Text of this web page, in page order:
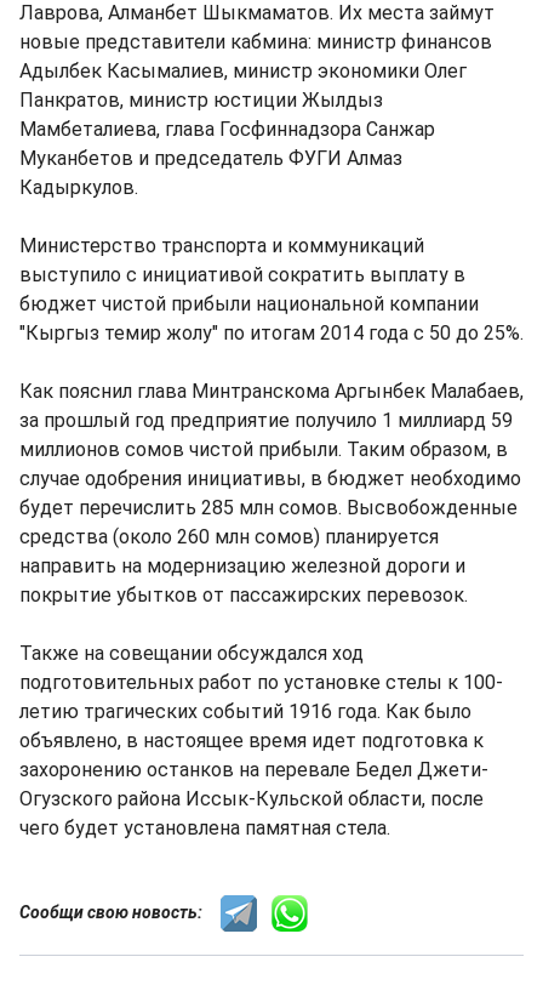
Лаврова, Алманбет Шыкмаматов. Их места займут
новые представители кабмина: министр финансов
Адылбек Касымалиев, министр экономики Олег
Панкратов, министр юстиции Жылдыз
Мамбеталиева, глава Госфиннадзора Санжар
Муканбетов и председатель ФУГИ Алмаз
Кадыркулов.
Министерство транспорта и коммуникаций
выступило с инициативой сократить выплату в
бюджет чистой прибыли национальной компании
"Кыргыз темир жолу" по итогам 2014 года с 50 до 25%.
Как пояснил глава Минтранскома Аргынбек Малабаев,
за прошлый год предприятие получило 1 миллиард 59
миллионов сомов чистой прибыли. Таким образом, в
случае одобрения инициативы, в бюджет необходимо
будет перечислить 285 млн сомов. Высвобожденные
средства (около 260 млн сомов) планируется
направить на модернизацию железной дороги и
покрытие убытков от пассажирских перевозок.
Также на совещании обсуждался ход
подготовительных работ по установке стелы к 100-
летию трагических событий 1916 года. Как было
объявлено, в настоящее время идет подготовка к
захоронению останков на перевале Бедел Джети-
Огузского района Иссык-Кульской области, после
чего будет установлена памятная стела.
Сообщи свою новость: